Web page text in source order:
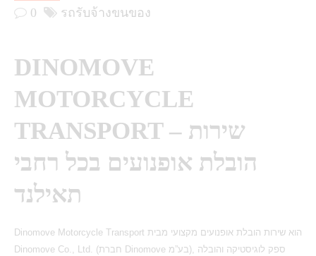
0 รถรับจ้างขนของ
DINOMOVE
MOTORCYCLE
TRANSPORT – שירות
הובלת אופנועים בכל רחבי
תאילנד
Dinomove Motorcycle Transport הוא שירות הובלת אופנועים מקצועי מבית
Dinomove Co., Ltd. (חברת Dinomove בע”מ), ספק לוגיסטיקה והובלה